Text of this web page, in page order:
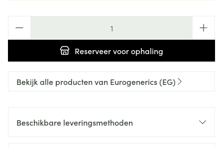
Reserveervoor ophaling
Bekijk alle producten van Eurogenerics (EG)
Beschikbare leveringsmethoden